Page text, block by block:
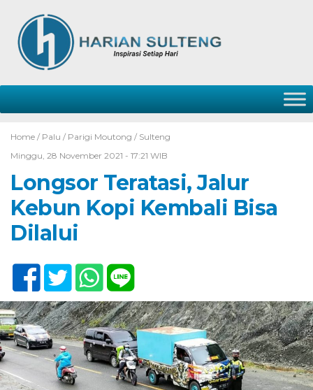
Home / Palu / Parigi Moutong / Sulteng
Minggu, 28 November 2021 - 17:21 WIB
Longsor Teratasi, Jalur
Kebun Kopi Kembali Bisa
Dilalui